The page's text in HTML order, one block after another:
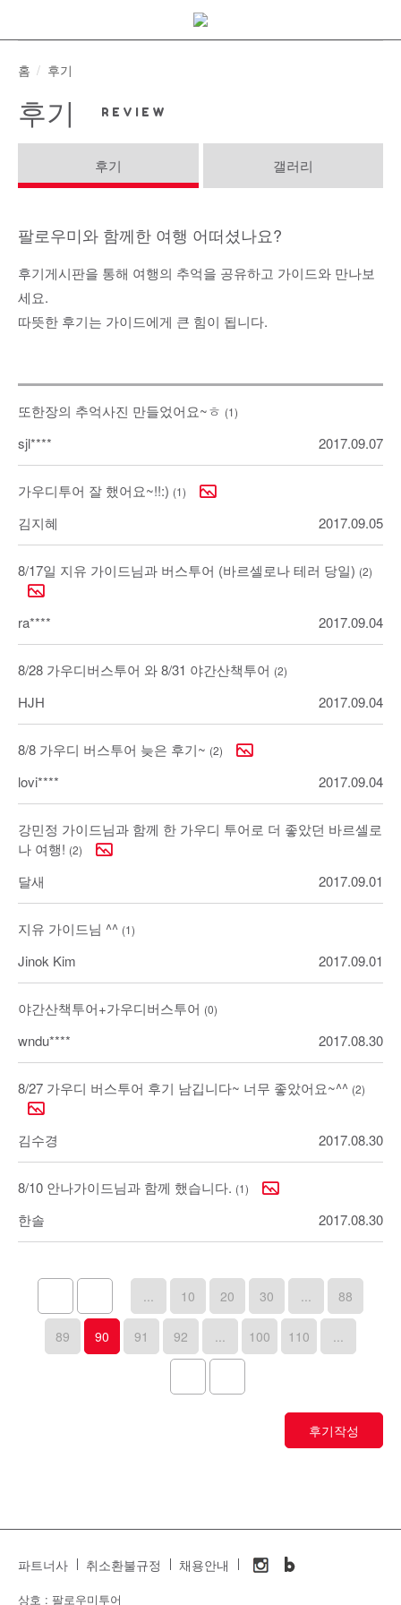
content
홈
후기
후기
후기 갤러리
팔로우미와 함께한 여행 어떠셨나요?
후기게시판을 통해 여행의 추억을 공유하고 가이드와 만나보
세요.
따뜻한 후기는 가이드에게 큰 힘이 됩니다.
또한장의 추억사진 만들었어요~ㅎ (1)
sjl**** 2017.09.07
가우디투어 잘 했어요~!!:) (1)
김지혜 2017.09.05
8/17일 지유 가이드님과 버스투어 (바르셀로나 테러 당일) (2)
ra**** 2017.09.04
8/28 가우디버스투어 와 8/31 야간산책투어 (2)
HJH 2017.09.04
8/8 가우디 버스투어 늦은 후기~ (2)
lovi**** 2017.09.04
강민정 가이드님과 함께 한 가우디 투어로 더 좋았던 바르셀로
나 여행! (2)
달새 2017.09.01
지유 가이드님 ^^ (1)
Jinok Kim 2017.09.01
야간산책투어+가우디버스투어 (0)
wndu**** 2017.08.30
8/27 가우디 버스투어 후기 남깁니다~ 너무 좋았어요~^^ (2)
김수경 2017.08.30
8/10 안나가이드님과 함께 했습니다. (1)
한솔 2017.08.30
... 10 20 30 ... 88
89 90 91 92 ... 100 110 ...
후기작성
파트너사 취소환불규정 채용안내
상호 : 팔로우미투어